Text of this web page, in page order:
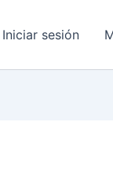
Iniciar sesión